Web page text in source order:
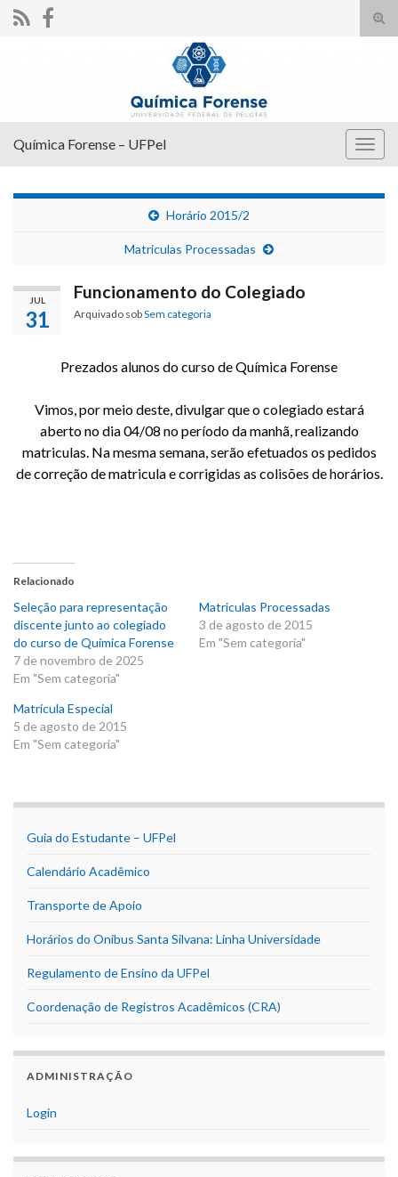
Química Forense – UFPel
Horário 2015/2
Matriculas Processadas
JUL
31
Funcionamento do Colegiado
Arquivado sobSem categoria
Prezados alunos do curso de Química Forense
Vimos, por meio deste, divulgar que o colegiado estará
aberto no dia 04/08 no período da manhã, realizando
matriculas. Na mesma semana, serão efetuados os pedidos
de correção de matricula e corrigidas as colisões de horários.
Relacionado
Seleção para representação
discente junto ao colegiado
do curso de Química Forense
7 de novembro de 2025
Em "Sem categoria"
Matriculas Processadas
3 de agosto de 2015
Em "Sem categoria"
Matrícula Especial
5 de agosto de 2015
Em "Sem categoria"
Guia do Estudante – UFPel
Calendário Acadêmico
Transporte de Apoio
Horários do Onibus Santa Silvana: Linha Universidade
Regulamento de Ensino da UFPel
Coordenação de Registros Acadêmicos (CRA)
ADMINISTRAÇÃO
Login